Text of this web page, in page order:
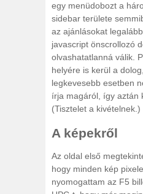
egy menüdobozt a
sidebar területe
az ajánlásokat
javascript önscrollozó
olvashatatlanná válik.
helyére is kerül a
legkevesebb esetben
írja magáról, így aztán
(Tisztelet a kivételnek.)
A képekről
Az oldal első
hogy minden kép
nyomogattam az F5